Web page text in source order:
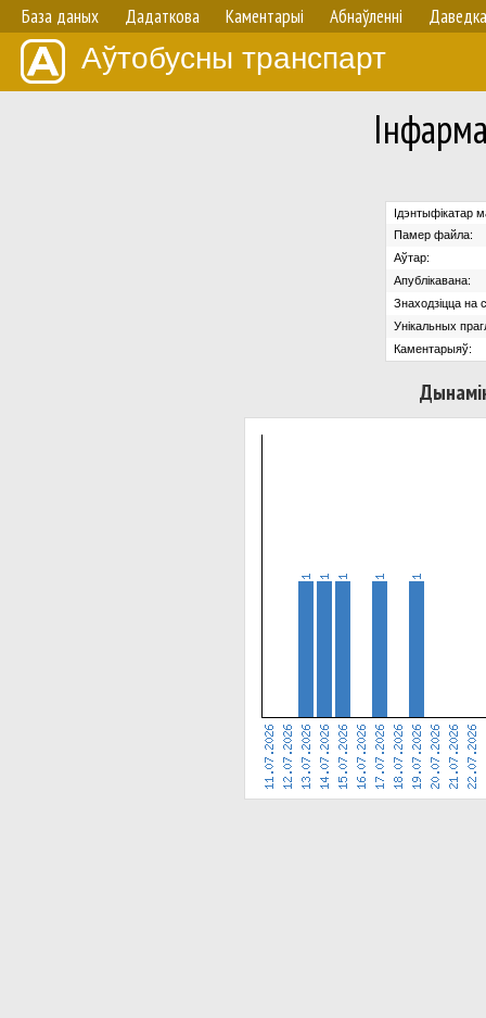
База даных Дадаткова Каментарыі Абнаўленнi Даведка
Аўтобусны транспарт
Ідэнтыфікатар
Памер файла:
Аўтар:
Апублікавана:
Знаходзіцца на
Унікальных
Каментарыяў: